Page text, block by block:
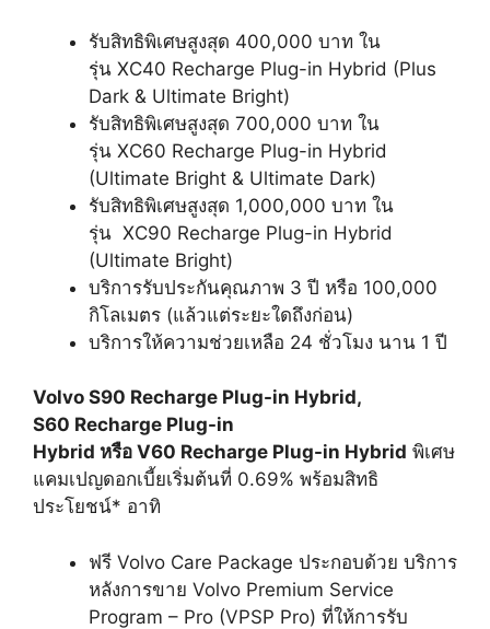
รับสิทธิพิเศษสูงสุด 400,000 บาท ใน
รุ่น XC40 Recharge Plug-in Hybrid (Plus
Dark & Ultimate Bright)
รับสิทธิพิเศษสูงสุด 700,000 บาท ใน
รุ่น XC60 Recharge Plug-in Hybrid
(Ultimate Bright & Ultimate Dark)
รับสิทธิพิเศษสูงสุด 1,000,000 บาท ใน
รุ่น XC90 Recharge Plug-in Hybrid
(Ultimate Bright)
บริการรับประกันคุณภาพ 3 ปี หรือ 100,000
กิโลเมตร (แล้วแต่ระยะใดถึงก่อน)
บริการให้ความช่วยเหลือ 24 ชั่วโมง นาน 1 ปี
Volvo S90 Recharge Plug-in Hybrid,
S60 Recharge Plug-in
Hybrid หรือ V60 Recharge Plug-in Hybrid พิเศษ
แคมเปญดอกเบี้ยเริ่มต้นที่ 0.69% พร้อมสิทธิ
ประโยชน์* อาทิ
ฟรี Volvo Care Package ประกอบด้วย บริการ
หลังการขาย Volvo Premium Service
Program – Pro (VPSP Pro) ที่ให้การรับ